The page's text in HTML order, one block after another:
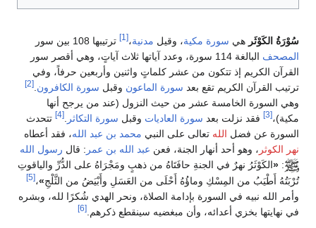
سُوْرَةُ الكَوْثَر هي سورة مكية، وقيل مدنية،[1]
ترتيبها 108 بين سور
المصحف
البالغة 114 سورة، وعدد آياتها ثلاث آياتٍ، وهي أقصر سور
القرآن الكريم إذ تتكون من عشر كلماتٍ واثنين وأربعين حرفاً، وفي
ترتيب القرآن الكريم تقع بعد سورة الماعون وقبل سورة الكافرون [2]
وهي السورة الخامسة عشر من حيث النزول (عند من يرجح أنها
مكية)،[3] فقد نزلت بعد سورة العاديات وقبل سورة التكاثر [4]
تتحدث
السورة عن فضل الله تعالى على النبي محمد بن عبد الله، فقد أعطاه
نهر الكوثر ، وهو أحد أنهار الجنة، فعن عبد الله بن عمر : قال رسول الله
:
«الكَوْثَرُ نهرٌ في الجنةِ حافَتَاهُ من ذهبٍ ومَجْرَاهُ على الدُّرِّ والياقوتِ
تُرْبَتُهُ أَطْيَبُ من المِسْكِ وماؤُهُ أَحْلَى من العَسَلِ وأَبْيَضُ من الثَّلْجِ»،[5]
وأمر الله نبيه في السورة بإدامة الصلاة، ونحر الهدي شُكرًا لله، وبشره
في نهايتها بخزي أعدائه، وأن مبغضيه سينقطع ذكرهم. [6]